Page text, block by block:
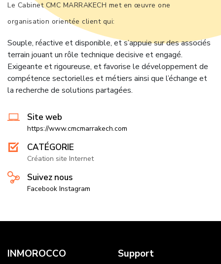
Le Cabinet CMC MARRAKECH met en œuvre one
organisation orientée client qui:
Souple, réactive et disponible, et s’appuie sur des associés
terrain jouant un rôle technique decisive et engagé.
Exigeante et rigoureuse, et favorise le développement de
compétence sectorielles et métiers ainsi que l’échange et
la recherche de solutions partagées.
Site web
https://www.cmcmarrakech.com
CATÉGORIE
Création site Internet
Suivez nous
Facebook Instagram
INMOROCCO Support